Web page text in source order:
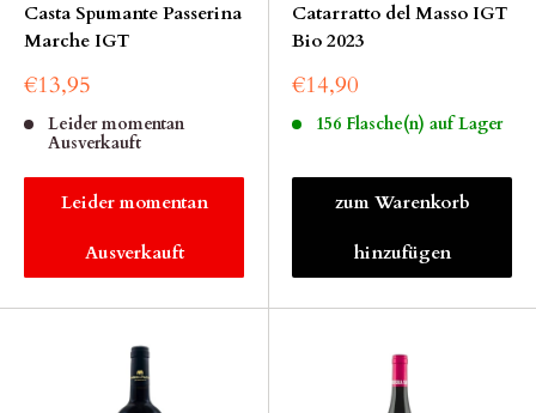
Casta Spumante Passerina
Marche IGT
€13,95
Leider momentan
Ausverkauft
Leider momentan
Ausverkauft
Catarratto del Masso IGT
Bio 2023
€14,90
156 Flasche(n) auf Lager
zum Warenkorb
hinzufügen